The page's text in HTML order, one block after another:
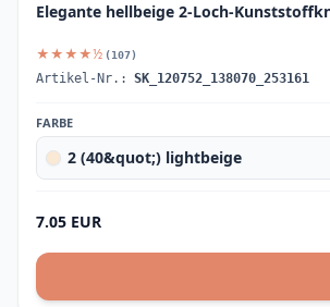
Elegante hellbeige 2-Loch-
★★★★½ (107)
Artikel-Nr.: SK_120752_138070_253161
FARBE
2 (40&quot;) lightbeige
7.05 EUR